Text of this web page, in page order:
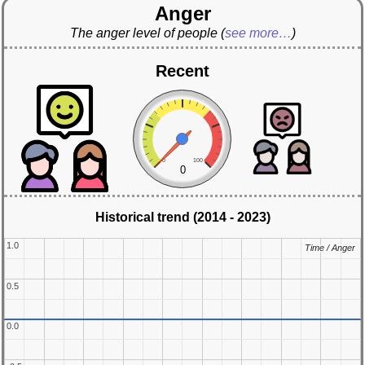
Anger
The anger level of people (see more…)
Recent
0 100
0
Historical trend (2014 - 2023)
0.0
0.0
0.5
0.5
1.0
1.0 Time / Anger
Time / Anger